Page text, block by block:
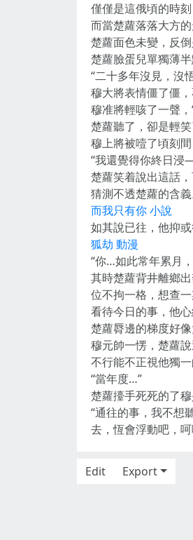
僅僅是這俄頃的時
而當楚蘿落落大方
楚蘿面色未變，反
楚蘿臉蛋兒單獨薄
“二十多年沒見，沒
穆大將表情僵了僵
穆准將輕咳了一聲
楚蘿聽了，卻是輕
穆上將被噎了頃刻
“我還覺得你終日浸
楚蘿笑着說出這話
猜測不透楚蘿的含義
而我只有你 小說
如其說已往，他抑
狐劫 動漫
“你…如此常年累月
其時楚蘿背井離鄉
位不拘一格，想查
看待今日的事，他
楚蘿脣邊的梯度好
穆元帥一愣，楚蘿
不行能不正視他獨一
“當年度…”
楚蘿擡手死死的了
“通往的事，我不想
去，恆會浮動吧，
Edit
Export